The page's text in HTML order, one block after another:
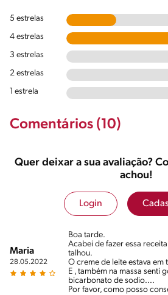
5 estrelas
4 estrelas
3 estrelas
2 estrelas
1 estrela
Comentários (10)
Quer deixar a sua avaliação?
achou!
Login
Maria
28.05.2022
Boa tarde.
Acabei de fazer essa
talhou.
O creme de leite estava em
E , também na massa senti
bicarbonato de sodio....
Por favor, como posso